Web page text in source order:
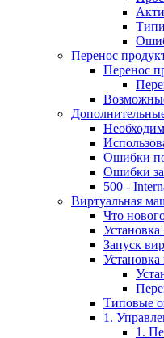
Перенос
Перенос
Ошибки
Ошибки
500 -
Виртуальная
Что
Запуск
Типовые
1.
1.